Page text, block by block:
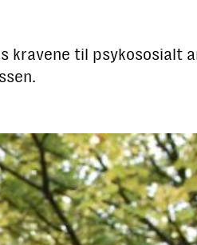
kravene til psykososialt